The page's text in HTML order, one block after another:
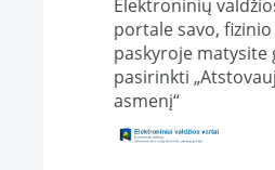
Elektroninių
portale savo,
paskyroje matysite
pasirinkti
asmenį“